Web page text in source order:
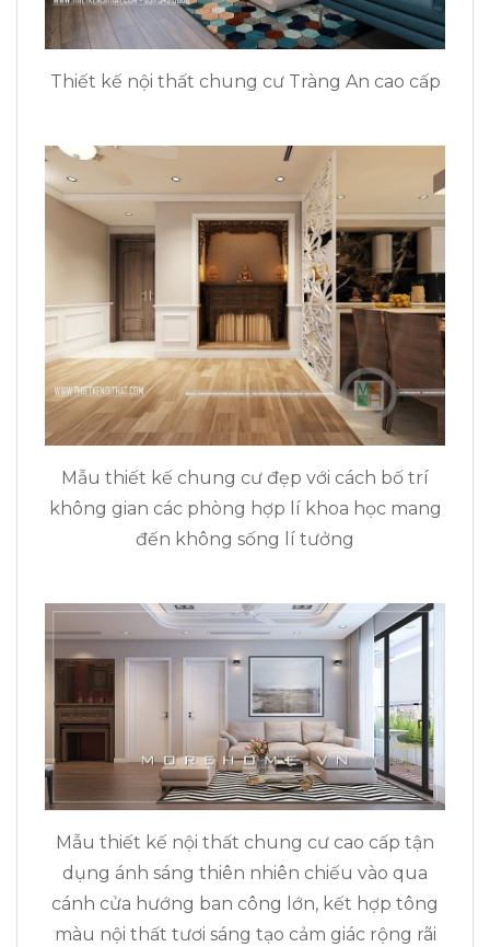
Thiết kế nội thất chung cư Tràng An cao cấp
Mẫu thiết kế chung cư đẹp với cách bố trí
không gian các phòng hợp lí khoa học mang
đến không sống lí tưởng
Mẫu thiết kế nội thất chung cư cao cấp tận
dụng ánh sáng thiên nhiên chiếu vào qua
cánh cửa hướng ban công lớn, kết hợp tông
màu nội thất tươi sáng tạo cảm giác rộng rãi